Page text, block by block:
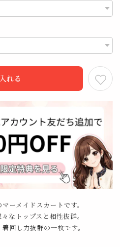
れる
ーメイドスカートです。
なトップスと相性抜群。
回し力抜群の一枚です。